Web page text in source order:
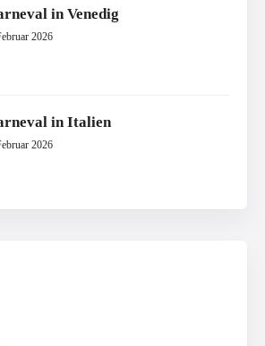
in Venedig
2026
in Italien
2026